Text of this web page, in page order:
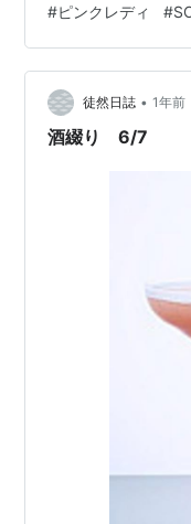
言葉に、当時の私は
る…」面倒くさいな
口な性質で、周り
もあったり。父は誰
「男はオオカミよ」
#ピンクレディ #
徒然日誌 • 1年前
酒綴り 6/7